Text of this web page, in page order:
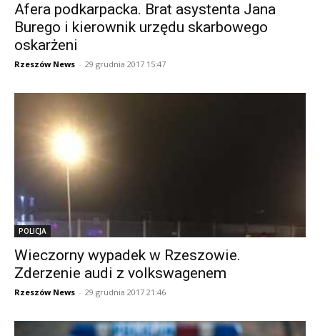
Afera podkarpacka. Brat asystenta Jana
Burego i kierownik urzędu skarbowego
oskarżeni
Rzeszów News - 29 grudnia 2017 15:47
POLICJA
Wieczorny wypadek w Rzeszowie.
Zderzenie audi z volkswagenem
Rzeszów News - 29 grudnia 2017 21:46